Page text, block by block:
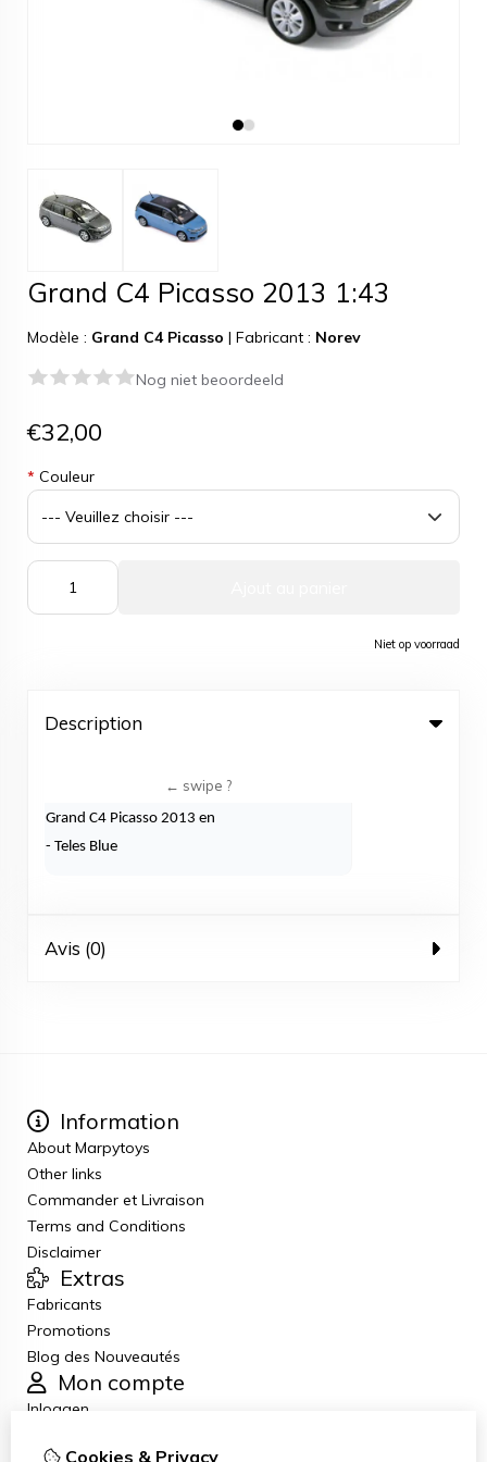
Grand C4 Picasso 2013 1:43
Modèle : Grand C4 Picasso | Fabricant : Norev
Nog niet beoordeeld
€32,00
* Couleur
Niet op voorraad
Description
Grand C4 Picasso 2013 en
- Teles Blue
Avis (0)
Information
About Marpytoys
Other links
Commander et Livraison
Terms and Conditions
Disclaimer
Extras
Fabricants
Promotions
Blog des Nouveautés
Mon compte
Inloggen
Cookies & Privacy